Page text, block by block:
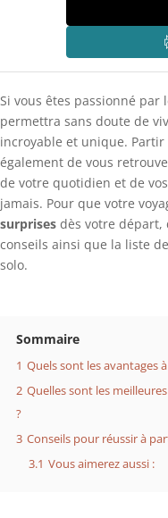
Si vous êtes passionné par
permettra sans doute de
incroyable et unique.
également de vous
de votre quotidien et de
jamais. Pour que votre
surprises dès votre départ,
conseils ainsi que la liste
solo.
Sommaire
1 Quels sont les avantages
2 Quelles sont les
?
3 Conseils pour réussir à
3.1 Vous aimerez aussi :